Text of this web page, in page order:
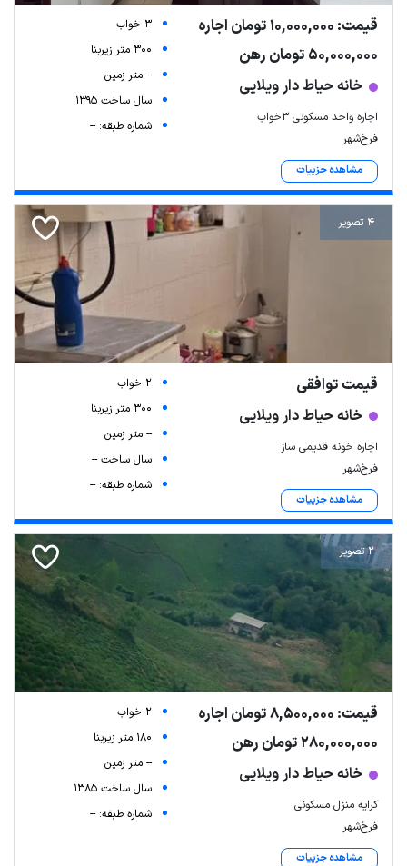
قیمت: 10,000,000 تومان اجاره
50,000,000 تومان رهن
خانه حیاط دار ویلایی
اجاره واحد مسکونی ۳خواب
فرخ‌شهر
مشاهده جزییات
3 خواب
300 متر زیربنا
-- متر زمین
سال ساخت 1395
شماره طبقه: --
4 تصویر
قیمت توافقی
خانه حیاط دار ویلایی
اجاره خونه قدیمی ساز
فرخ‌شهر
مشاهده جزییات
2 خواب
300 متر زیربنا
-- متر زمین
سال ساخت --
شماره طبقه: --
2 تصویر
قیمت: 8,500,000 تومان اجاره
280,000,000 تومان رهن
خانه حیاط دار ویلایی
کرایه منزل مسکونی
فرخ‌شهر
مشاهده جزییات
2 خواب
180 متر زیربنا
-- متر زمین
سال ساخت 1385
شماره طبقه: --